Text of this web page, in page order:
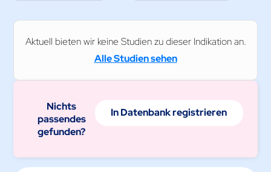
Aktuell bieten wir keine Studien zu dieser Indikation an.
Alle Studien sehen
Nichts
passendes
gefunden?
In Datenbank registrieren